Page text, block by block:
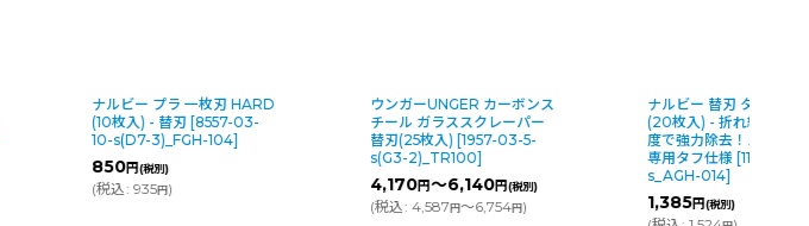
ウンガーUNGER カーボンス
チール ガラススクレーパー
替刃(25枚入) [1957-03-5-
s(G3-2)_TR100
4,170円～6,140
ナルビー 替刃 タフ三枚刃
(20枚入) - 折れ線なし・高硬
度で強力除去！スクレーパー
専用タフ仕様 [11642-03-10-
s_AGH-014]
1,385円(税別)
ウンガーUNGER セーフ
スクレーパー替刃(5枚)
03-x-s(G3-2)_SRB20
800円 (税別)
税込